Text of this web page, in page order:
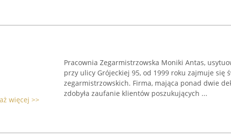
więcej >>
Pracownia Zegarmistrzowska Moniki Antas,
przy ulicy Grójeckiej 95, od 1999 roku zajmuje się
zegarmistrzowskich. Firma, mająca ponad dwie
zdobyła zaufanie klientów poszukujących ...